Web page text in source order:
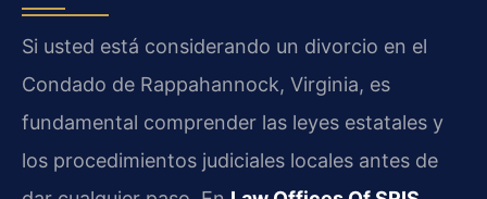
Si usted está considerando un divorcio en el
Condado de Rappahannock, Virginia, es
fundamental comprender las leyes estatales y
los procedimientos judiciales locales antes de